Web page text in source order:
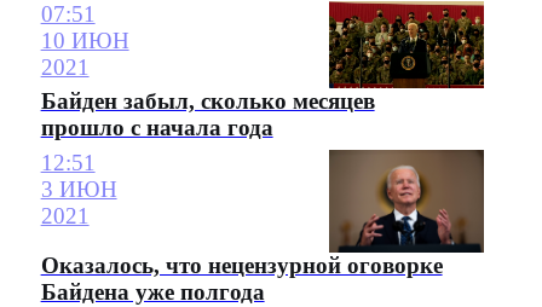
07:51
10 ИЮН
2021
Байден забыл, сколько месяцев
прошло с начала года
12:51
3 ИЮН
2021
Оказалось, что нецензурной оговорке
Байдена уже полгода